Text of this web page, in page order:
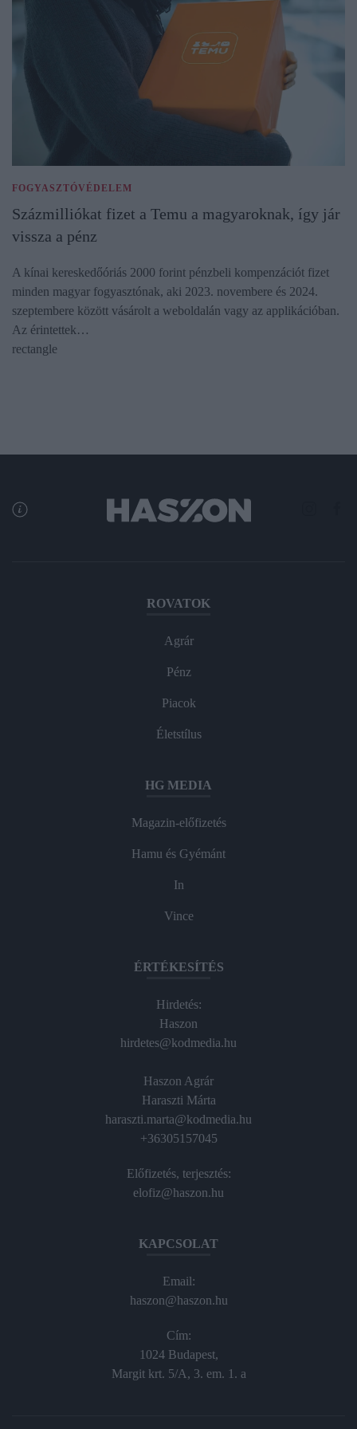
FOGYASZTÓVÉDELEM
Százmilliókat fizet a Temu a magyaroknak, így jár
vissza a pénz
A kínai kereskedőóriás 2000 forint pénzbeli kompenzációt fizet
minden magyar fogyasztónak, aki 2023. novembere és 2024.
szeptembere között vásárolt a weboldalán vagy az applikációban.
Az érintettek…
rectangle
ROVATOK
Agrár
Pénz
Piacok
Életstílus
HG MEDIA
Magazin-előfizetés
Hamu és Gyémánt
In
Vince
ÉRTÉKESÍTÉS
Hirdetés:
Haszon
hirdetes@kodmedia.hu
Haszon Agrár
Haraszti Márta
haraszti.marta@kodmedia.hu
+36305157045
Előfizetés, terjesztés:
elofiz@haszon.hu
KAPCSOLAT
Email:
haszon@haszon.hu
Cím:
1024 Budapest,
Margit krt. 5/A, 3. em. 1. a